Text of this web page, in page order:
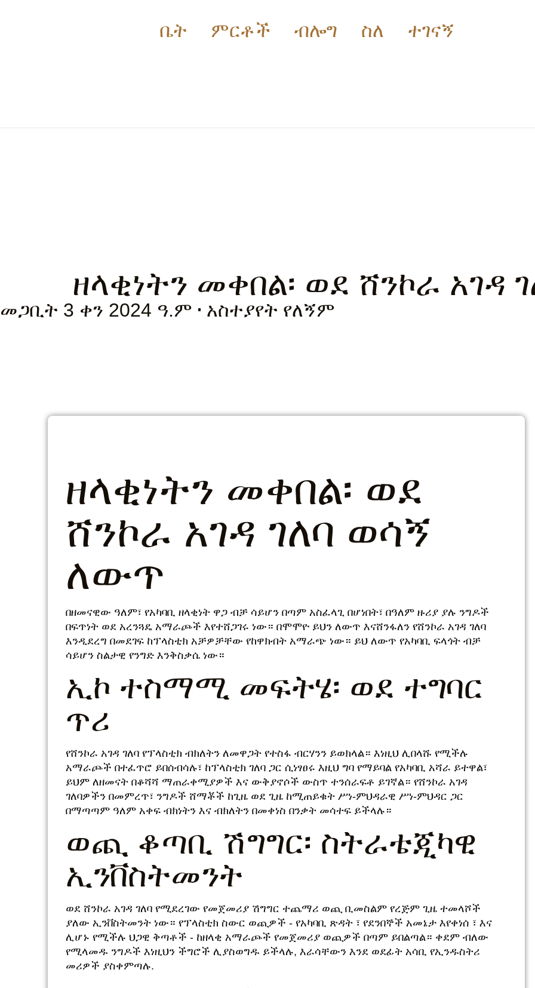
ቤት ምርቶች ብሎግ ስለ ተገናኝ
ዘላቂነትን መቀበል፡ ወደ ሸንኮራ አገዳ
መጋቢት 3 ቀን 2024 ዓ.ም አስተያየት የለኝም
ዘላቂነትን መቀበል፡ ወደ
ሸንኮራ አገዳ ገለባ ወሳኝ
ለውጥ
በዘመናዊው ዓለም፣ የአካባቢ ዘላቂነት ዋጋ ብቻ ሳይሆን በጣም አስፈላጊ በሆነበት፣ በዓለም ዙሪያ ያሉ ንግዶች
በፍጥነት ወደ አረንጓዴ አማራጮች እየተሸጋገሩ ነው። በሞሞዮ ይህን ለውጥ እናሸንፋለን የሸንኮራ አገዳ ገለባ
እንዲደረግ በመደገፍ ከፕላስቲክ አቻዎቻቸው የከዋክብት አማራጭ ነው። ይህ ለውጥ የአካባቢ ፍላጎት ብቻ
ሳይሆን ስልታዊ የንግድ እንቅስቃሴ ነው።
ኢኮ ተስማሚ መፍትሄ፡ ወደ ተግባር
ጥሪ
የሸንኮራ አገዳ ገለባ የፕላስቲክ ብክለትን ለመዋጋት የተስፋ ብርሃንን ይወክላል። እነዚህ ሊበላሹ የሚችሉ
አማራጮች በተፈጥሮ ይበሰብሳሉ፣ ከፕላስቲክ ገለባ ጋር ሲነፃፀሩ እዚህ ግባ የማይባል የአካባቢ አሻራ ይተዋል፣
ይህም ለዘመናት በቆሻሻ ማጠራቀሚያዎች እና ውቅያኖሶች ውስጥ ተንሰራፍቶ ይገኛል። የሸንኮራ አገዳ
ገለባዎችን በመምረጥ፣ ንግዶች ሸማቾች ከጊዜ ወደ ጊዜ ከሚጠይቁት ሥነ-ምህዳራዊ ሥነ-ምህዳር ጋር
በማጣጣም ዓለም አቀፍ ብክነትን እና ብክለትን በመቀነስ በንቃት መሳተፍ ይችላሉ።
ወጪ ቆጣቢ ሽግግር፡ ስትራቴጂካዊ
ኢንቨስትመንት
ወደ ሸንኮራ አገዳ ገለባ የሚደረገው የመጀመሪያ ሽግግር ተጨማሪ ወጪ ቢመስልም የረጅም ጊዜ ተመላሾች
ያለው ኢንቨስትመንት ነው። የፕላስቲክ ስውር ወጪዎች - የአካባቢ ጽዳት ፣ የደንበኞች አመኔታ እየቀነሰ ፣ እና
ሊሆኑ የሚችሉ ህጋዊ ቅጣቶች - ከዘላቂ አማራጮች የመጀመሪያ ወጪዎች በጣም ይበልጣል። ቀደም ብለው
የሚላመዱ ንግዶች እነዚህን ችግሮች ሊያስወግዱ ይችላሉ, እራሳቸውን እንደ ወደፊት አሳቢ የኢንዱስትሪ
መሪዎች ያስቀምጣሉ.